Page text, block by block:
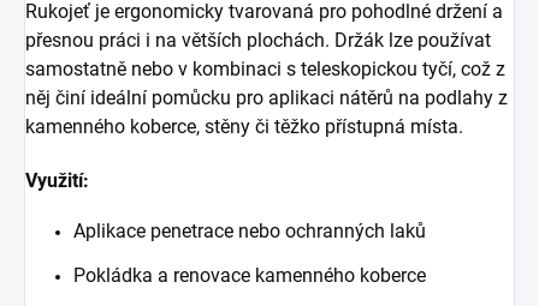
Rukojeť je ergonomicky tvarovaná pro pohodlné držení a
přesnou práci i na větších plochách. Držák lze používat
samostatně nebo v kombinaci s teleskopickou tyčí, což z
něj činí ideální pomůcku pro aplikaci nátěrů na podlahy z
kamenného koberce, stěny či těžko přístupná místa.
Využití:
Aplikace penetrace nebo ochranných laků
Pokládka a renovace kamenného koberce